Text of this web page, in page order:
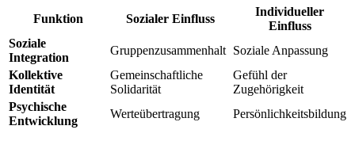
Funktion Sozialer Einfluss
Individueller
Einfluss
Soziale
Integration
Gruppenzusammenhalt Soziale Anpassung
Kollektive
Identität
Gemeinschaftliche
Solidarität
Gefühl der
Zugehörigkeit
Psychische
Entwicklung
Werteübertragung Persönlichkeitsbildung